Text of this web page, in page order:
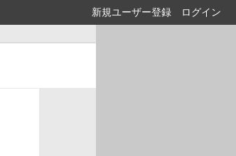
新規ユーザー登録 ログイン